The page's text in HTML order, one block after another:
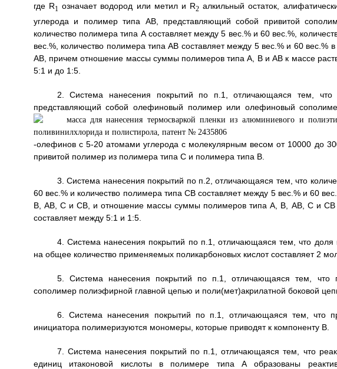
где R1 означает водород или метил и R2 алкильный остаток,
углерода и полимер типа АВ, представляющий собой привитой
количество полимера типа А составляет между 5 вес.% и 60 вес.%,
вес.%, количество полимера типа АВ составляет между 5 вес.% и 60
АВ, причем отношение массы суммы полимеров типа А, В и АВ к массе
5:1 и до 1:5.
2. Система нанесения покрытий по п.1, отличающаяся тем, что
представляющий собой олефиновый полимер или олефиновый
-олефинов с 5-20 атомами углерода с молекулярным весом от 10000 до
привитой полимер из полимера типа С и полимера типа В.
3. Система нанесения покрытий по п.2, отличающаяся тем, что
60 вес.% и количество полимера типа СВ составляет между 5 вес.% и 60
В, АВ, С и СВ, и отношение массы суммы полимеров типа А, В, АВ, С и СВ к
составляет между 5:1 и 1:5.
4. Система нанесения покрытий по п.1, отличающаяся тем, что доля
на общее количество применяемых поликарбоновых кислот составляет 2
5. Система нанесения покрытий по п.1, отличающаяся тем, что
сополимер полиэфирной главной цепью и поли(мет)акрилатной боковой
6. Система нанесения покрытий по п.1, отличающаяся тем, что
инициатора полимеризуются мономеры, которые приводят к компоненту В.
7. Система нанесения покрытий по п.1, отличающаяся тем, что
единиц итаконовой кислоты в полимере типа А образованы